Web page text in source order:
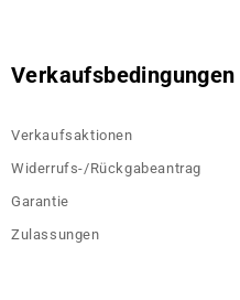
Verkaufsbedingungen
Verkaufsaktionen
Widerrufs-/Rückgabeantrag
Garantie
Zulassungen